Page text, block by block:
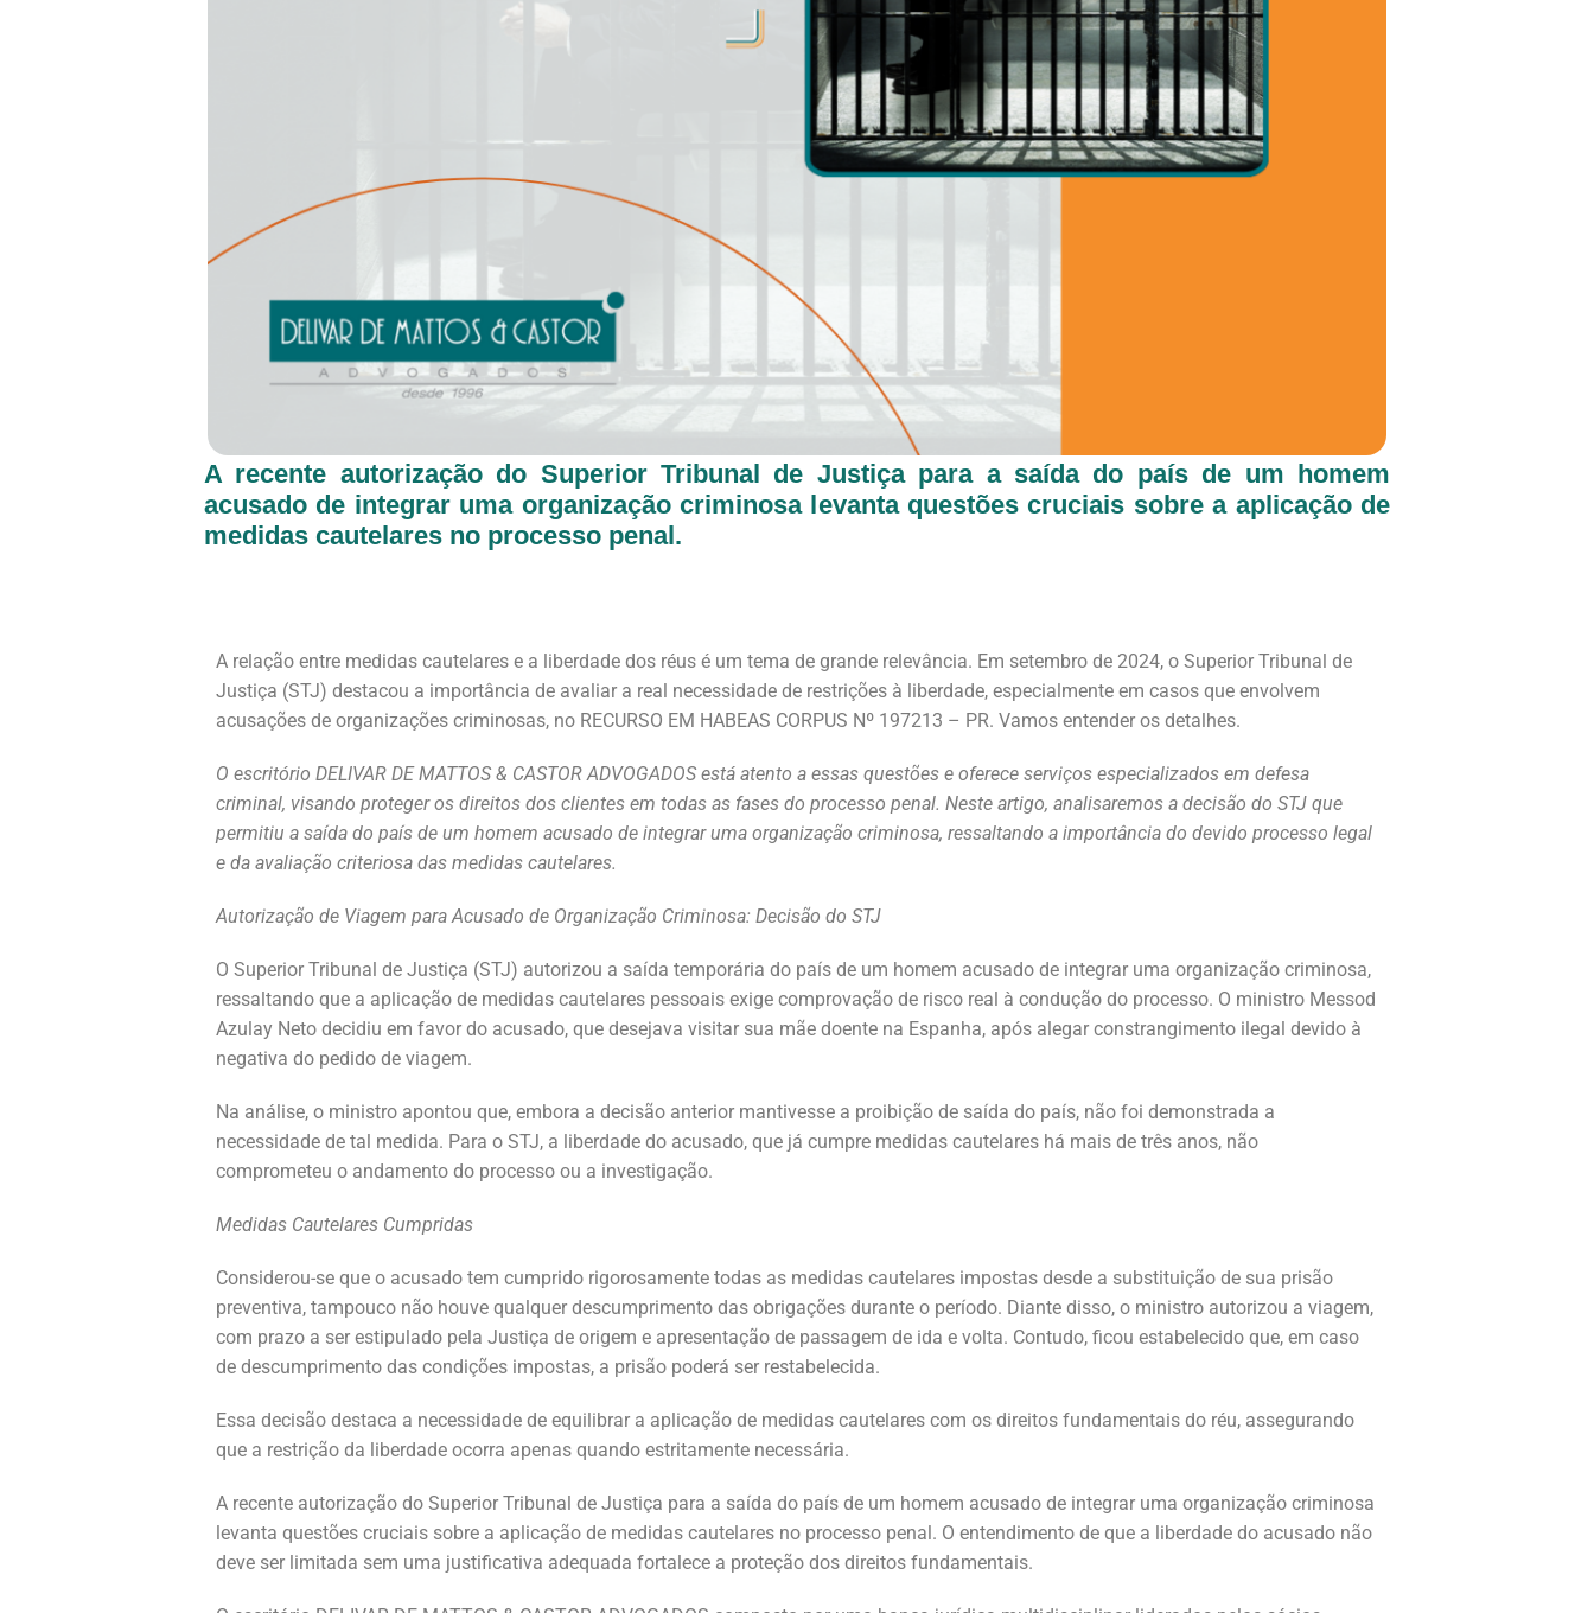
A recente autorização do Superior Tribunal de Justiça para a saída do país de um homem
acusado de integrar uma organização criminosa levanta questões cruciais sobre a aplicação de
medidas cautelares no processo penal.
A relação entre medidas cautelares e a liberdade dos réus é um tema de grande relevância. Em setembro de 2024, o Superior Tribunal de
Justiça (STJ) destacou a importância de avaliar a real necessidade de restrições à liberdade, especialmente em casos que envolvem
acusações de organizações criminosas, no RECURSO EM HABEAS CORPUS Nº 197213 – PR. Vamos entender os detalhes.
O escritório DELIVAR DE MATTOS & CASTOR ADVOGADOS está atento a essas questões e oferece serviços especializados em defesa
criminal, visando proteger os direitos dos clientes em todas as fases do processo penal. Neste artigo, analisaremos a decisão do STJ que
permitiu a saída do país de um homem acusado de integrar uma organização criminosa, ressaltando a importância do devido processo legal
e da avaliação criteriosa das medidas cautelares.
Autorização de Viagem para Acusado de Organização Criminosa: Decisão do STJ
O Superior Tribunal de Justiça (STJ) autorizou a saída temporária do país de um homem acusado de integrar uma organização criminosa,
ressaltando que a aplicação de medidas cautelares pessoais exige comprovação de risco real à condução do processo. O ministro Messod
Azulay Neto decidiu em favor do acusado, que desejava visitar sua mãe doente na Espanha, após alegar constrangimento ilegal devido à
negativa do pedido de viagem.
Na análise, o ministro apontou que, embora a decisão anterior mantivesse a proibição de saída do país, não foi demonstrada a
necessidade de tal medida. Para o STJ, a liberdade do acusado, que já cumpre medidas cautelares há mais de três anos, não
comprometeu o andamento do processo ou a investigação.
Medidas Cautelares Cumpridas
Considerou-se que o acusado tem cumprido rigorosamente todas as medidas cautelares impostas desde a substituição de sua prisão
preventiva, tampouco não houve qualquer descumprimento das obrigações durante o período. Diante disso, o ministro autorizou a viagem,
com prazo a ser estipulado pela Justiça de origem e apresentação de passagem de ida e volta. Contudo, ficou estabelecido que, em caso
de descumprimento das condições impostas, a prisão poderá ser restabelecida.
Essa decisão destaca a necessidade de equilibrar a aplicação de medidas cautelares com os direitos fundamentais do réu, assegurando
que a restrição da liberdade ocorra apenas quando estritamente necessária.
A recente autorização do Superior Tribunal de Justiça para a saída do país de um homem acusado de integrar uma organização criminosa
levanta questões cruciais sobre a aplicação de medidas cautelares no processo penal. O entendimento de que a liberdade do acusado não
deve ser limitada sem uma justificativa adequada fortalece a proteção dos direitos fundamentais.